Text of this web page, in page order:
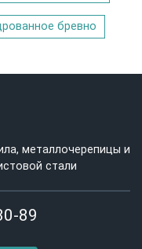
бревно
металлочерепицы и
стали
89